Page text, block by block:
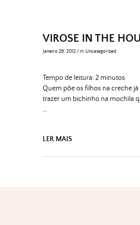
VIROSE IN THE
Janeiro 26, 2012/in: Uncategorized
Tempo de leitura:2 minutos
Quem põe os filhos na creche
trazer um bichinho na mochila
…
LER MAIS